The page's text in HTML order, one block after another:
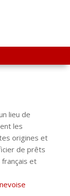
lieu de
les
origines et
de prêts
et